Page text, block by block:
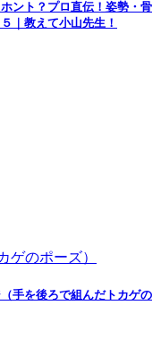
ント？プロ直伝！姿勢・骨
｜教えて小山先生！
手を後ろで組んだトカゲの